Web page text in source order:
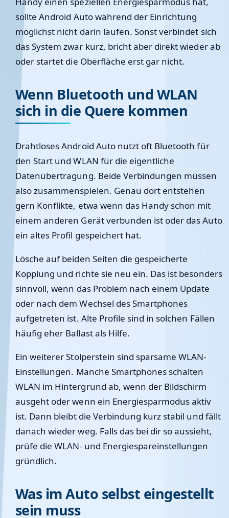
sollte Android Auto während der Einrichtung
möglichst nicht darin laufen. Sonst verbindet sich
das System zwar kurz, bricht aber direkt wieder ab
oder startet die Oberfläche erst gar nicht.
Wenn Bluetooth und WLAN
sich in die Quere kommen
Drahtloses Android Auto nutzt oft Bluetooth für
den Start und WLAN für die eigentliche
Datenübertragung. Beide Verbindungen müssen
also zusammenspielen. Genau dort entstehen
gern Konflikte, etwa wenn das Handy schon mit
einem anderen Gerät verbunden ist oder das Auto
ein altes Profil gespeichert hat.
Lösche auf beiden Seiten die gespeicherte
Kopplung und richte sie neu ein. Das ist besonders
sinnvoll, wenn das Problem nach einem Update
oder nach dem Wechsel des Smartphones
aufgetreten ist. Alte Profile sind in solchen Fällen
häufig eher Ballast als Hilfe.
Ein weiterer Stolperstein sind sparsame WLAN-
Einstellungen. Manche Smartphones schalten
WLAN im Hintergrund ab, wenn der Bildschirm
ausgeht oder wenn ein Energiesparmodus aktiv
ist. Dann bleibt die Verbindung kurz stabil und fällt
danach wieder weg. Falls das bei dir so aussieht,
prüfe die WLAN- und Energiespareinstellungen
gründlich.
Was im Auto selbst eingestellt
sein muss